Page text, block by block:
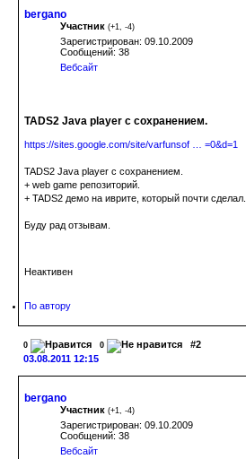
bergano
Участник (+1, -4)
Зарегистрирован: 09.10.2009
Сообщений: 38
Вебсайт
TADS2 Java player с сохранением.
https://sites.google.com/site/varfunsof … =0&d=1
TADS2 Java player с сохранением.
+ web game репозиторий.
+ TADS2 демо на иврите, который почти сделал.
Буду рад отзывам.
Неактивен
По автору
0 0
#2
03.08.2011 12:15
bergano
Участник (+1 -4)
Зарегистрирован: 09.10.2009
Сообщений: 38
Вебсайт